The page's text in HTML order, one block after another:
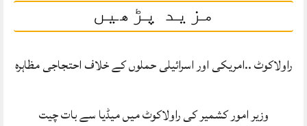
مزید پڑھیں
راولاکوٹ ..امریکی اور اسرائیلی حملوں کے خلاف احتجاجی مظاہرہ
وزیر امور کشمیر کی راولاکوٹ میں میڈیا سے بات چیت